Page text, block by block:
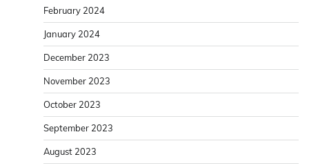
February 2024
January 2024
December 2023
November 2023
October 2023
September 2023
August 2023